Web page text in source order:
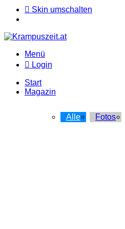
Skin umschalten
Menü
Login
Start
Magazin
Alle Fotos